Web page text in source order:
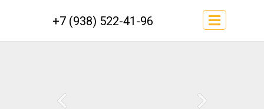
+7 (938) 522-41-96